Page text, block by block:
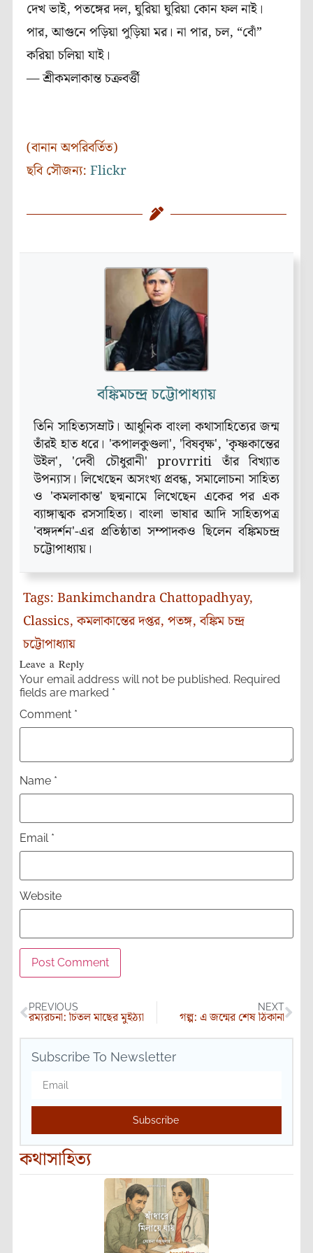
দেখ ভাই, পতঙ্গের দল, ঘুরিয়া ঘুরিয়া কোন ফল নাই।
পার, আগুনে পড়িয়া পুড়িয়া মর। না পার, চল, “বোঁ”
করিয়া চলিয়া যাই।
— শ্রীকমলাকান্ত চক্রবর্ত্তী
(বানান অপরিবর্তিত)
ছবি সৌজন্য: Flickr
বঙ্কিমচন্দ্র চট্টোপাধ্যায়
তিনি সাহিত্যসম্রাট। আধুনিক বাংলা কথাসাহিত্যের জন্ম
তাঁরই হাত ধরে। 'কপালকুণ্ডলা', 'বিষবৃক্ষ', 'কৃষ্ণকান্তের
উইল', 'দেবী চৌধুরানী' provrriti তাঁর বিখ্যাত
উপন্যাস। লিখেছেন অসংখ্য প্রবন্ধ, সমালোচনা সাহিত্য
ও 'কমলাকান্ত' ছদ্মনামে লিখেছেন একের পর এক
ব্যাঙ্গাত্মক রসসাহিত্য। বাংলা ভাষার আদি সাহিত্যপত্র
'বঙ্গদর্শন'-এর প্রতিষ্ঠাতা সম্পাদকও ছিলেন বঙ্কিমচন্দ্র
চট্টোপাধ্যায়।
Tags: Bankimchandra Chattopadhyay,
Classics,কমলাকান্তের দপ্তর, পতঙ্গ,বঙ্কিম চন্দ্র
চট্টোপাধ্যায়
Leave a Reply
Your email address will not be published. Required
fields are marked *
Comment *
Name *
Email *
Website
PREVIOUS
রম্যরচনা: চিতল মাছের মুইঠ্যা
NEXT
গল্প: এ জন্মের শেষ ঠিকানা
Subscribe To Newsletter
Subscribe
কথাসাহিত্য